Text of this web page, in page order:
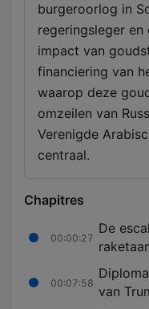
burgeroorlog in
regeringsleger en
impact van
financiering van
waarop deze
omzeilen van
Verenigde
centraal.
Chapitres
00:00:27
De
00:07:58
van